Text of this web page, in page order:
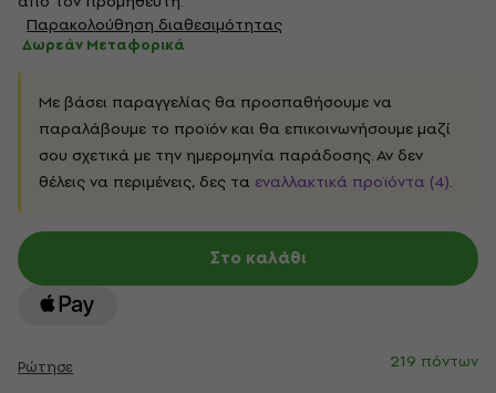
Παρακολούθηση διαθεσιμότητας
Δωρεάν Μεταφορικά
Με βάσει παραγγελίας θα προσπαθήσουμε να
παραλάβουμε το προϊόν και θα επικοινωνήσουμε μαζί
σου σχετικά με την ημερομηνία παράδοσης. Αν δεν
θέλεις να περιμένεις, δες τα εναλλακτικά προϊόντα (4).
Στο καλάθι
Ρώτησε 219 πόντων